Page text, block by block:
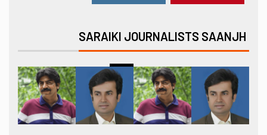
SARAIKI JOURNALISTS SAANJH